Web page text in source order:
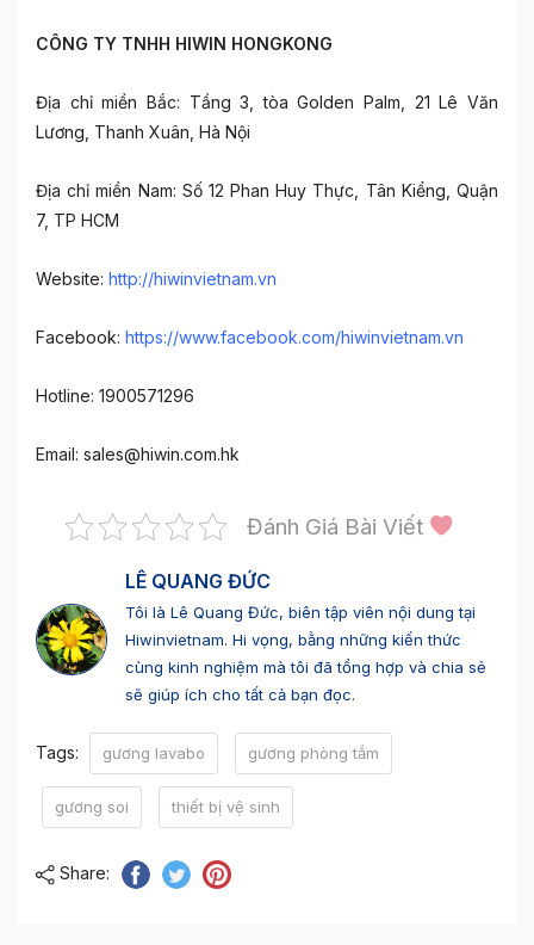
CÔNG TY TNHH HIWIN HONGKONG
Địa chỉ miền Bắc: Tầng 3, tòa Golden Palm, 21 Lê Văn
Lương, Thanh Xuân, Hà Nội
Địa chỉ miền Nam: Số 12 Phan Huy Thực, Tân Kiểng, Quận
7, TP HCM
Website: http://hiwinvietnam.vn
Facebook: https://www.facebook.com/hiwinvietnam.vn
Hotline: 1900571296
Email: sales@hiwin.com.hk
Đánh Giá Bài Viết
LÊ QUANG ĐỨC
Tôi là Lê Quang Đức, biên tập viên nội dung tại
Hiwinvietnam. Hi vọng, bằng những kiến thức
cùng kinh nghiệm mà tôi đã tổng hợp và chia sẻ
sẽ giúp ích cho tất cả bạn đọc.
Tags: gương lavabo gương phòng tắm
gương soi thiết bị vệ sinh
Share: